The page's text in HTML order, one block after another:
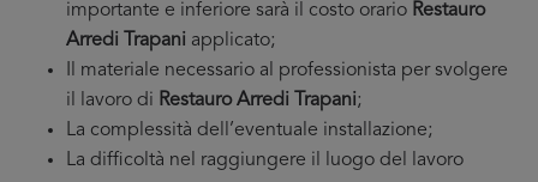
importante e inferiore sarà il costo orario Restauro
Arredi Trapani applicato;
Il materiale necessario al professionista per svolgere
il lavoro di Restauro Arredi Trapani;
La complessità dell’eventuale installazione;
La difficoltà nel raggiungere il luogo del lavoro